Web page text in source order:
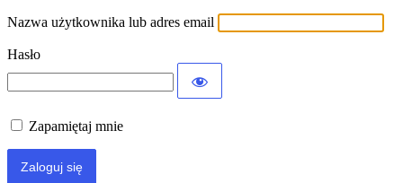
Nazwa użytkownika lub adres email
Hasło
Zapamiętaj mnie